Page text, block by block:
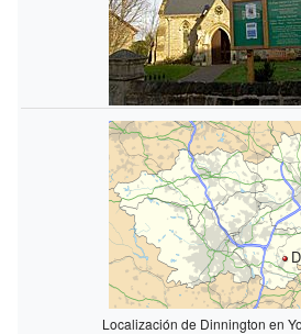
Localización de Dinnington en